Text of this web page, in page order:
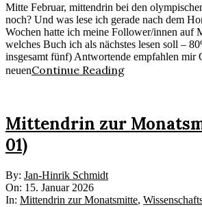
Mitte Februar, mittendrin bei den
noch? Und was lese ich gerade nach dem
Wochen hatte ich meine Follower/innen auf
welches Buch ich als nächstes lesen soll –
insgesamt fünf) Antwortende empfahlen mir
neuenContinue Reading
Mittendrin zur
01)
2026-
01-
15
By: Jan-Hinrik Schmidt
On: 15. Januar 2026
In: Mittendrin zur Monatsmitte,